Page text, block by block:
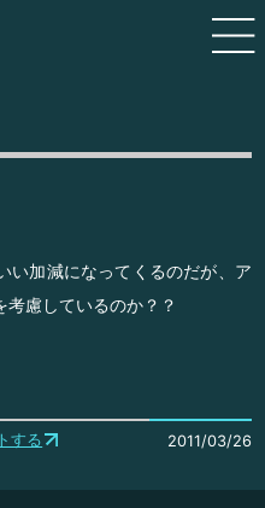
い加減になってくるのだが、ア
考慮しているのか？？
する 2011/03/26